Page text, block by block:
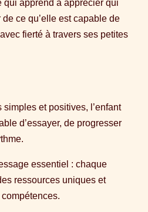
qui apprend à apprécier qui
ce qu’elle est capable de
fierté à travers ses petites
et positives, l’enfant
d’essayer, de progresser
essentiel : chaque
ressources uniques et